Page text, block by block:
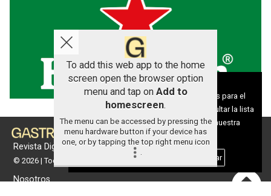
Revista Digital de gastronomía
© 2026 | Todos los derechos reservados
Nosotros
To add this web app to the home
screen open the browser option
menu and tap on Add to
homescreen.
The menu can be accessed by pressing the
menu hardware button if your device has
one, or by tapping the top right menu icon
.
Aviso sobre el Uso de cookies:
Utilizamos cookies nuestras y de terceros para el
funcionamiento del digital. Puedes consultar la lista
de cookies y como desconectarlas. Ver nuestra
Política de Privacidad y Cookies
Aceptar Cookies Personalizar